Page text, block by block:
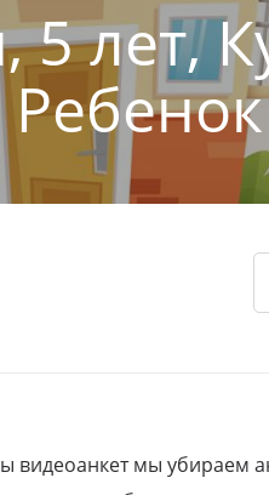
5 лет,
видеоанкет мы убираем